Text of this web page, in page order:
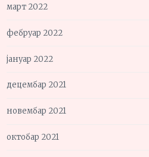
март 2022
фебруар 2022
јануар 2022
децембар 2021
новембар 2021
октобар 2021